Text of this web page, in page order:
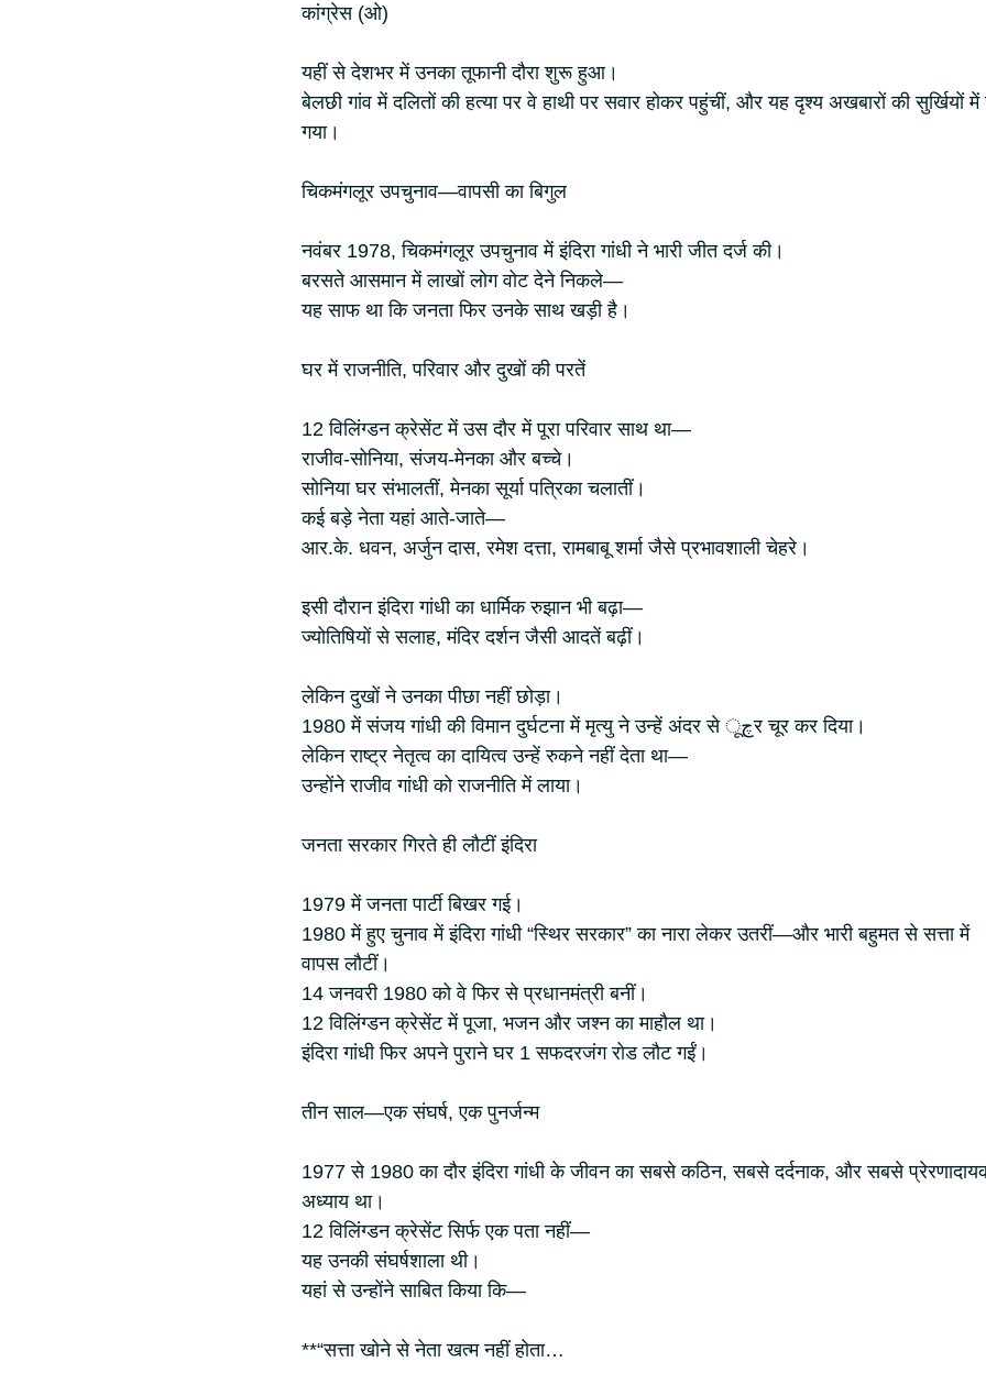
कांग्रेस (ओ)
यहीं से देशभर में उनका तूफानी दौरा शुरू हुआ।
बेलछी गांव में दलितों की हत्या पर वे हाथी पर सवार होकर पहुंचीं, और यह दृश्य अखबारों की सुर्खियों में
गया।
चिकमंगलूर उपचुनाव—वापसी का बिगुल
नवंबर 1978, चिकमंगलूर उपचुनाव में इंदिरा गांधी ने भारी जीत दर्ज की।
बरसते आसमान में लाखों लोग वोट देने निकले—
यह साफ था कि जनता फिर उनके साथ खड़ी है।
घर में राजनीति, परिवार और दुखों की परतें
12 विलिंग्डन क्रेसेंट में उस दौर में पूरा परिवार साथ था—
राजीव-सोनिया, संजय-मेनका और बच्चे।
सोनिया घर संभालतीं, मेनका सूर्या पत्रिका चलातीं।
कई बड़े नेता यहां आते-जाते—
आर.के. धवन, अर्जुन दास, रमेश दत्ता, रामबाबू शर्मा जैसे प्रभावशाली चेहरे।
इसी दौरान इंदिरा गांधी का धार्मिक रुझान भी बढ़ा—
ज्योतिषियों से सलाह, मंदिर दर्शन जैसी आदतें बढ़ीं।
लेकिन दुखों ने उनका पीछा नहीं छोड़ा।
1980 में संजय गांधी की विमान दुर्घटना में मृत्यु ने उन्हें अंदर से چूर चूर कर दिया।
लेकिन राष्ट्र नेतृत्व का दायित्व उन्हें रुकने नहीं देता था—
उन्होंने राजीव गांधी को राजनीति में लाया।
जनता सरकार गिरते ही लौटीं इंदिरा
1979 में जनता पार्टी बिखर गई।
1980 में हुए चुनाव में इंदिरा गांधी “स्थिर सरकार” का नारा लेकर उतरीं—और भारी बहुमत से सत्ता में
वापस लौटीं।
14 जनवरी 1980 को वे फिर से प्रधानमंत्री बनीं।
12 विलिंग्डन क्रेसेंट में पूजा, भजन और जश्न का माहौल था।
इंदिरा गांधी फिर अपने पुराने घर 1 सफदरजंग रोड लौट गईं।
तीन साल—एक संघर्ष, एक पुनर्जन्म
1977 से 1980 का दौर इंदिरा गांधी के जीवन का सबसे कठिन, सबसे दर्दनाक, और सबसे
अध्याय था।
12 विलिंग्डन क्रेसेंट सिर्फ एक पता नहीं—
यह उनकी संघर्षशाला थी।
यहां से उन्होंने साबित किया कि—
**“सत्ता खोने से नेता खत्म नहीं होता…